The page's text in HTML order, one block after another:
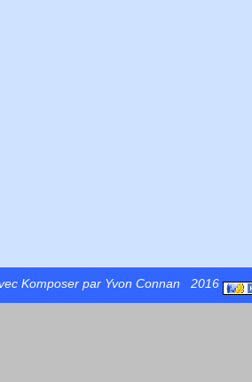
par Yvon Connan 2016